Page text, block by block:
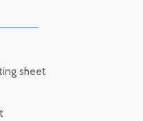
sheet